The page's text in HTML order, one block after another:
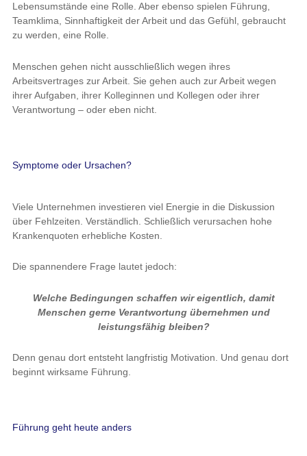
Lebensumstände eine Rolle. Aber ebenso spielen Führung,
Teamklima, Sinnhaftigkeit der Arbeit und das Gefühl, gebraucht
zu werden, eine Rolle.
Menschen gehen nicht ausschließlich wegen ihres
Arbeitsvertrages zur Arbeit. Sie gehen auch zur Arbeit wegen
ihrer Aufgaben, ihrer Kolleginnen und Kollegen oder ihrer
Verantwortung – oder eben nicht.
Symptome oder Ursachen?
Viele Unternehmen investieren viel Energie in die Diskussion
über Fehlzeiten. Verständlich. Schließlich verursachen hohe
Krankenquoten erhebliche Kosten.
Die spannendere Frage lautet jedoch:
Welche Bedingungen schaffen wir eigentlich, damit
Menschen gerne Verantwortung übernehmen und
leistungsfähig bleiben?
Denn genau dort entsteht langfristig Motivation. Und genau dort
beginnt wirksame Führung.
Führung geht heute anders